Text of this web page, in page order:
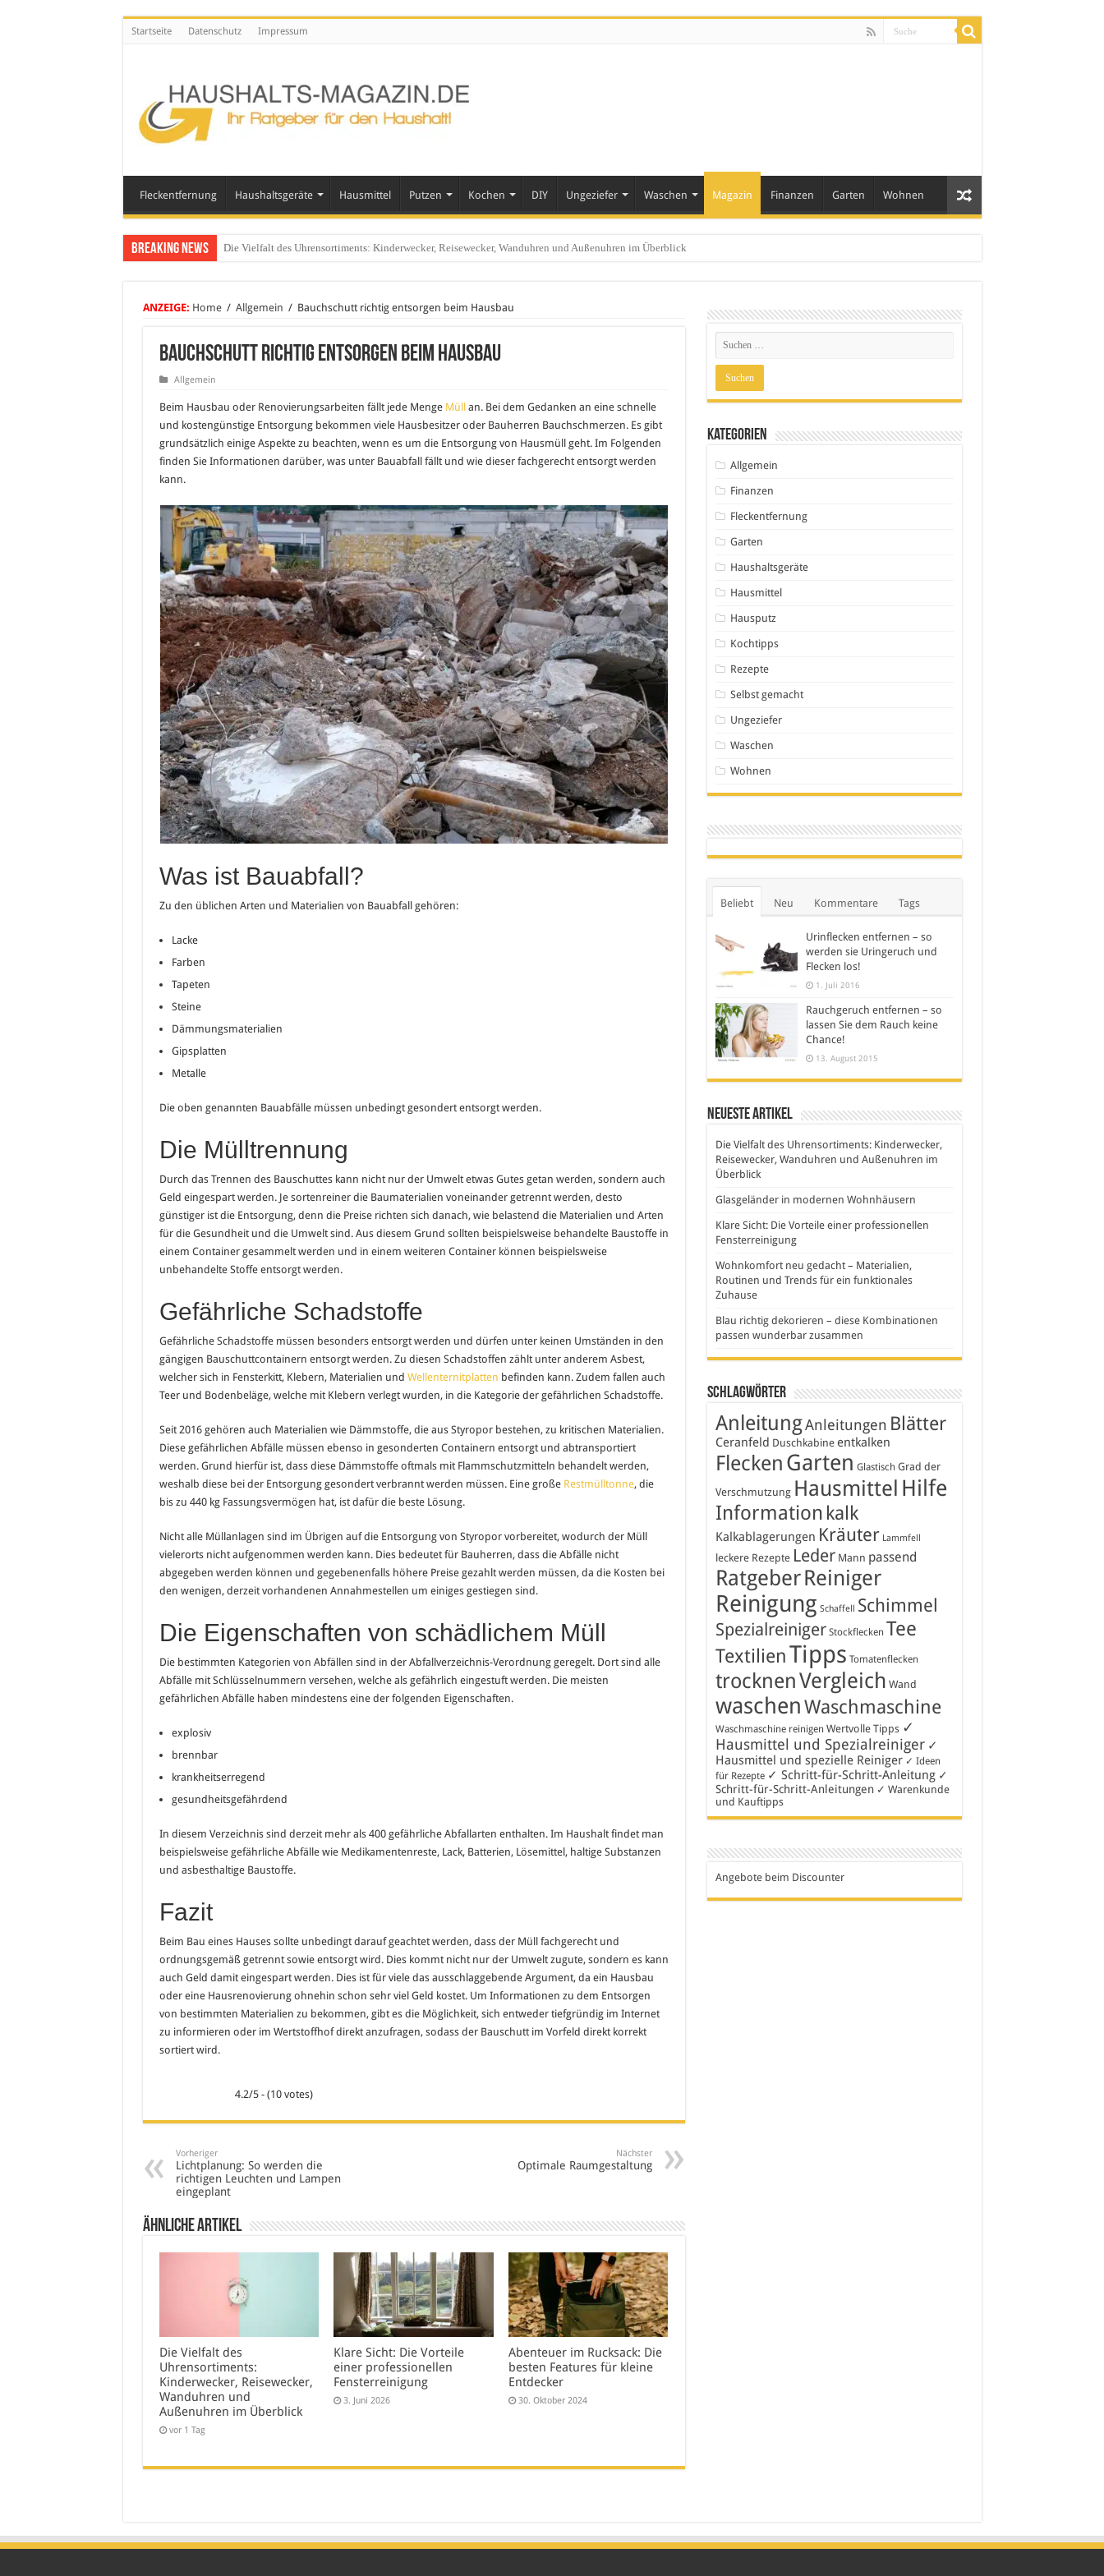
Startseite Datenschutz Impressum
Fleckentfernung Haushaltsgeräte Hausmittel Putzen Kochen DIY Ungeziefer Waschen Magazin Finanzen Garten Wohnen
Breaking News Glasgeländer in modernen Wohnhäusern
ANZEIGE: Home / Allgemein / Bauchschutt richtig entsorgen beim Hausbau
Bauchschutt richtig entsorgen beim Hausbau
Allgemein
Beim Hausbau oder Renovierungsarbeiten fällt jede Menge Müll
an. Bei dem Gedanken an eine schnelle
und kostengünstige Entsorgung bekommen viele Hausbesitzer oder Bauherren Bauchschmerzen. Es gibt
grundsätzlich einige Aspekte zu beachten, wenn es um die Entsorgung von Hausmüll geht. Im Folgenden
finden Sie Informationen darüber, was unter Bauabfall fällt und wie dieser fachgerecht entsorgt werden
kann.
Was ist Bauabfall?
Zu den üblichen Arten und Materialien von Bauabfall gehören:
Lacke
Farben
Tapeten
Steine
Dämmungsmaterialien
Gipsplatten
Metalle
Die oben genannten Bauabfälle müssen unbedingt gesondert entsorgt werden.
Die Mülltrennung
Durch das Trennen des Bauschuttes kann nicht nur der Umwelt etwas Gutes getan werden, sondern auch
Geld eingespart werden. Je sortenreiner die Baumaterialien voneinander getrennt werden, desto
günstiger ist die Entsorgung, denn die Preise richten sich danach, wie belastend die Materialien und Arten
für die Gesundheit und die Umwelt sind. Aus diesem Grund sollten beispielsweise behandelte Baustoffe in
einem Container gesammelt werden und in einem weiteren Container können beispielsweise
unbehandelte Stoffe entsorgt werden.
Gefährliche Schadstoffe
Gefährliche Schadstoffe müssen besonders entsorgt werden und dürfen unter keinen Umständen in den
gängigen Bauschuttcontainern entsorgt werden. Zu diesen Schadstoffen zählt unter anderem Asbest,
welcher sich in Fensterkitt, Klebern, Materialien und Wellenternitplatten befinden kann. Zudem fallen auch
Teer und Bodenbeläge, welche mit Klebern verlegt wurden, in die Kategorie der gefährlichen Schadstoffe.
Seit 2016 gehören auch Materialien wie Dämmstoffe, die aus Styropor bestehen, zu kritischen Materialien.
Diese gefährlichen Abfälle müssen ebenso in gesonderten Containern entsorgt und abtransportiert
werden. Grund hierfür ist, dass diese Dämmstoffe oftmals mit Flammschutzmitteln behandelt werden,
weshalb diese bei der Entsorgung gesondert verbrannt werden müssen. Eine große Restmülltonne, die
bis zu 440 kg Fassungsvermögen hat, ist dafür die beste Lösung.
Nicht alle Müllanlagen sind im Übrigen auf die Entsorgung von Styropor vorbereitet, wodurch der Müll
vielerorts nicht aufgenommen werden kann. Dies bedeutet für Bauherren, dass die Abfälle nicht
abgegeben werden können und gegebenenfalls höhere Preise gezahlt werden müssen, da die Kosten bei
den wenigen, derzeit vorhandenen Annahmestellen um einiges gestiegen sind.
Die Eigenschaften von schädlichem Müll
Die bestimmten Kategorien von Abfällen sind in der Abfallverzeichnis-Verordnung geregelt. Dort sind alle
Abfälle mit Schlüsselnummern versehen, welche als gefährlich eingestuft werden. Die meisten
gefährlichen Abfälle haben mindestens eine der folgenden Eigenschaften.
explosiv
brennbar
krankheitserregend
gesundheitsgefährdend
In diesem Verzeichnis sind derzeit mehr als 400 gefährliche Abfallarten enthalten. Im Haushalt findet man
beispielsweise gefährliche Abfälle wie Medikamentenreste, Lack, Batterien, Lösemittel, haltige Substanzen
und asbesthaltige Baustoffe.
Fazit
Beim Bau eines Hauses sollte unbedingt darauf geachtet werden, dass der Müll fachgerecht und
ordnungsgemäß getrennt sowie entsorgt wird. Dies kommt nicht nur der Umwelt zugute, sondern es kann
auch Geld damit eingespart werden. Dies ist für viele das ausschlaggebende Argument, da ein Hausbau
oder eine Hausrenovierung ohnehin schon sehr viel Geld kostet. Um Informationen zu dem Entsorgen
von bestimmten Materialien zu bekommen, gibt es die Möglichkeit, sich entweder tiefgründig im Internet
zu informieren oder im Wertstoffhof direkt anzufragen, sodass der Bauschutt im Vorfeld direkt korrekt
sortiert wird.
4.2/5 - (10 votes)
Vorheriger
Lichtplanung: So werden die
richtigen Leuchten und Lampen
eingeplant
Nächster
Optimale Raumgestaltung
Ähnliche Artikel
Die Vielfalt des
Uhrensortiments:
Kinderwecker, Reisewecker,
Wanduhren und
Außenuhren im Überblick
vor 1 Tag
Klare Sicht: Die Vorteile
einer professionellen
Fensterreinigung
3. Juni 2026
Abenteuer im Rucksack: Die
besten Features für kleine
Entdecker
30. Oktober 2024
Kategorien
Allgemein
Finanzen
Fleckentfernung
Garten
Haushaltsgeräte
Hausmittel
Hausputz
Kochtipps
Rezepte
Selbst gemacht
Ungeziefer
Waschen
Wohnen
Beliebt Neu Kommentare Tags
Urinflecken entfernen – so
werden sie Uringeruch und
Flecken los!
1. Juli 2016
Rauchgeruch entfernen – so
lassen Sie dem Rauch keine
Chance!
13. August 2015
Neueste Artikel
Die Vielfalt des Uhrensortiments: Kinderwecker,
Reisewecker, Wanduhren und Außenuhren im
Überblick
Glasgeländer in modernen Wohnhäusern
Klare Sicht: Die Vorteile einer professionellen
Fensterreinigung
Wohnkomfort neu gedacht – Materialien,
Routinen und Trends für ein funktionales
Zuhause
Blau richtig dekorieren – diese Kombinationen
passen wunderbar zusammen
Schlagwörter
AnleitungAnleitungen Blätter
Ceranfeld Duschkabine entkalken
Flecken Garten Glastisch Grad der
Verschmutzung Hausmittel Hilfe
Information kalk
Kalkablagerungen Kräuter Lammfell
leckere Rezepte Leder Mann passend
RatgeberReiniger
Reinigung Schaffell Schimmel
Spezialreiniger Stockflecken Tee
TextilienTipps Tomatenflecken
trocknenVergleich Wand
waschenWaschmaschine
Waschmaschine reinigen Wertvolle Tipps ✓
Hausmittel und Spezialreiniger ✓
Hausmittel und spezielle Reiniger ✓ Ideen
für Rezepte ✓ Schritt-für-Schritt-Anleitung ✓
Schritt-für-Schritt-Anleitungen ✓ Warenkunde
und Kauftipps
Angebote beim Discounter